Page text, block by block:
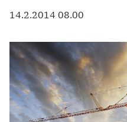
14.2.2014 08.00